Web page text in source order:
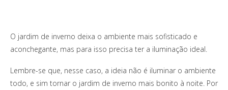
O jardim de inverno deixa o ambiente mais sofisticado e
aconchegante, mas para isso precisa ter a iluminação ideal.
Lembre-se que, nesse caso, a ideia não é iluminar o ambiente
todo, e sim tornar o jardim de inverno mais bonito à noite. Por